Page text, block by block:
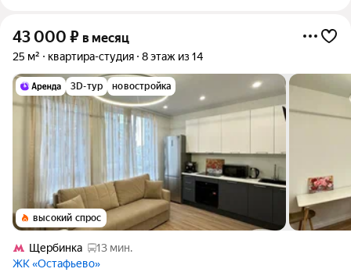
43 000 ₽ в месяц
25 м² квартира-студия 8 этаж из 14
3D-тур новостройка
высокий спрос
Щербинка
13 мин.
ЖК «Остафьево»